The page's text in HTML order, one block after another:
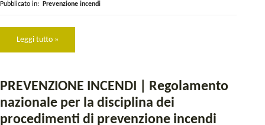
Pubblicato in: Prevenzione incendi
Leggi tutto »
PREVENZIONE INCENDI | Regolamento
nazionale per la disciplina dei
procedimenti di prevenzione incendi